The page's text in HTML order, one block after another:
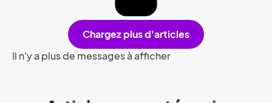
Chargez plus d'articles
Il n'y a plus de messages à afficher